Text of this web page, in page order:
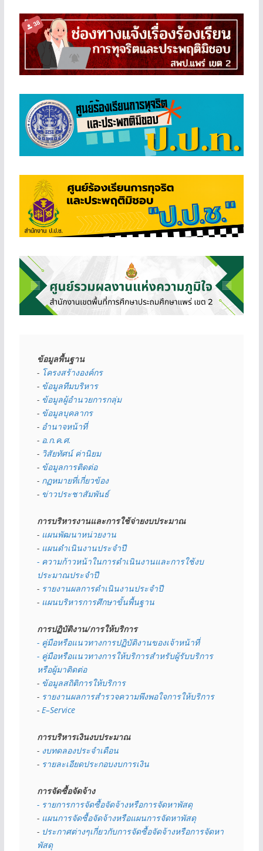
ข้อมูลพื้นฐาน
- โครงสร้างองค์กร
- ข้อมูลทีมบริหาร
- ข้อมูลผู้อำนวยการกลุ่ม
- ข้อมูลบุคลากร
- อำนาจหน้าที่
- อ.ก.ค.ศ.
- วิสัยทัศน์ ค่านิยม
- ข้อมูลการติดต่อ
- กฏหมายที่เกี่ยวข้อง
- ข่าวประชาสัมพันธ์
การบริหารงานและการใช้จ่ายงบประมาณ
- แผนพัฒนาหน่วยงาน
- แผนดำเนินงานประจำปี
- ความก้าวหน้าในการดำเนินงานและการใช้งบ
ประมาณประจำปี
- รายงานผลการดำเนินงานประจำปี
- แผนบริหารการศึกษาขั้นพื้นฐาน
การปฏิบัติงาน/การให้บริการ
- คู่มือหรือแนวทางการปฏิบัติงานของเจ้าหน้าที่
- คู่มือหรือแนวทางการให้บริการสำหรับผู้รับบริการ
หรือผู้มาติดต่อ
- ข้อมูลสถิติการให้บริการ
- รายงานผลการสำรวจความพึงพอใจการให้บริการ
- E–Service
การบริหารเงินงบประมาณ
- งบทดลองประจำเดือน
- รายละเอียดประกอบงบการเงิน
การจัดซื้อจัดจ้าง
- รายการการจัดซื้อจัดจ้างหรือการจัดหาพัสดุ
- แผนการจัดซื้อจัดจ้างหรือแผนการจัดหาพัสดุ
- ประกาศต่างๆเกี่ยวกับการจัดซื้อจัดจ้างหรือการจัดหา
พัสดุ